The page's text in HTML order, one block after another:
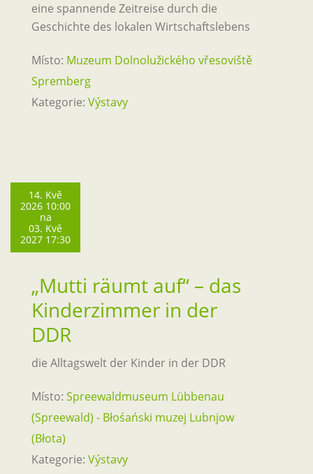
eine spannende Zeitreise durch die
Geschichte des lokalen Wirtschaftslebens
Místo: Muzeum Dolnolužického vřesoviště
Spremberg
Kategorie: Výstavy
14. Kvě
2026 10:00
na
03. Kvě
2027 17:30
„Mutti räumt auf“ – das
Kinderzimmer in der
DDR
die Alltagswelt der Kinder in der DDR
Místo: Spreewaldmuseum Lübbenau
(Spreewald) - Błośański muzej Lubnjow
(Błota)
Kategorie: Výstavy